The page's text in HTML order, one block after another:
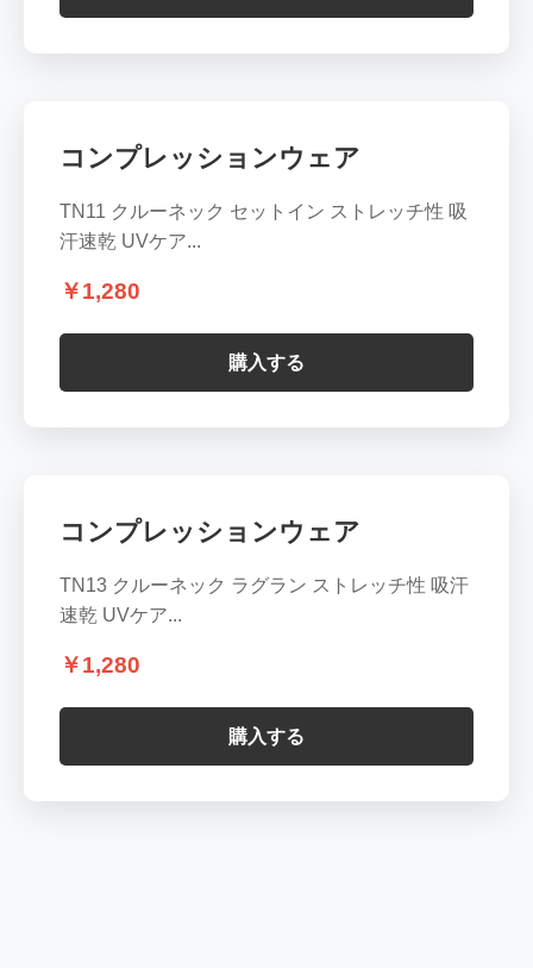
コンプレッションウェア
TN11 クルーネック セットイン ストレッチ性 吸
汗速乾 UVケア...
￥1,280
購入する
コンプレッションウェア
TN13 クルーネック ラグラン ストレッチ性 吸汗
速乾 UVケア...
￥1,280
購入する